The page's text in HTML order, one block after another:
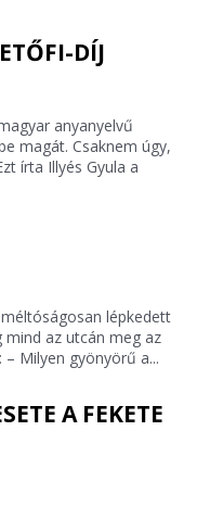
DÍJ
anyanyelvű
magát. Csaknem úgy,
írta Illyés Gyula a
lépkedett
mind az utcán meg az
Milyen gyönyörű a...
A FEKETE